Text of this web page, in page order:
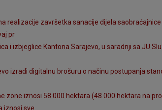
realizacije završetka sanacije dijela
pr
i izbjeglice Kantona Sarajevo, u saradnji sa JU
izradi digitalnu brošuru o načinu postupanja
iznosi 58.000 hektara (48.000 hektara na
iznosi sve